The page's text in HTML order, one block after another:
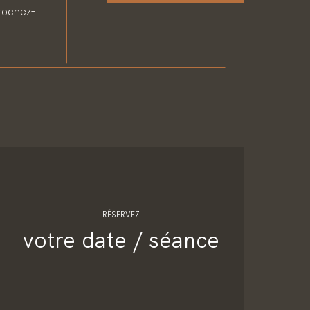
RÉSERVEZ
votre date / séance